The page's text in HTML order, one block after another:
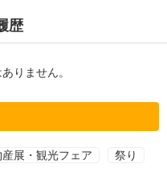
歴
りません。
産展・観光フェア 祭り